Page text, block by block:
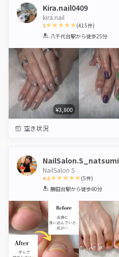
Kira.nail0409
kira.nail
5
1 2 3 4 5
(415件)
八千代台駅から徒歩25分
¥3,800
空き状況
NailSalon.S_natsumi
NailSalon S
4.6
1 2 3 4 5
(5件)
勝田台駅から徒歩60分